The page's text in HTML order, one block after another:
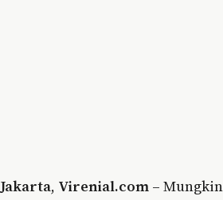
Jakarta, Virenial.com –